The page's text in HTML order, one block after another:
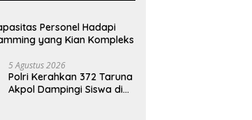
Personel Hadapi
yang Kian Kompleks
5 Agustus 2026
Polri Kerahkan 372 Taruna
Akpol Dampingi Siswa di